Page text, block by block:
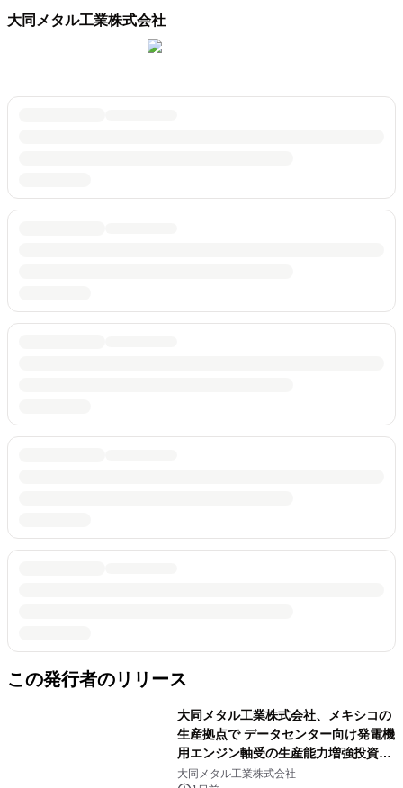
大同メタル工業株式会社
この発行者のリリース
大同メタル工業株式会社、メキシコの
生産拠点で データセンター向け発電機
用エンジン軸受の生産能力増強投資を
決定 ～北米顧客との生産コミットメ
大同メタル工業株式会社